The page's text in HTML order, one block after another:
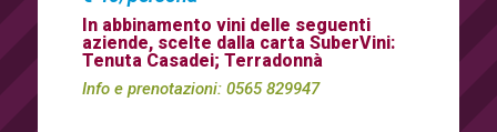
In abbinamento vini delle seguenti
aziende, scelte dalla carta SuberVini:
Tenuta Casadei; Terradonnà
Info e prenotazioni: 0565 829947